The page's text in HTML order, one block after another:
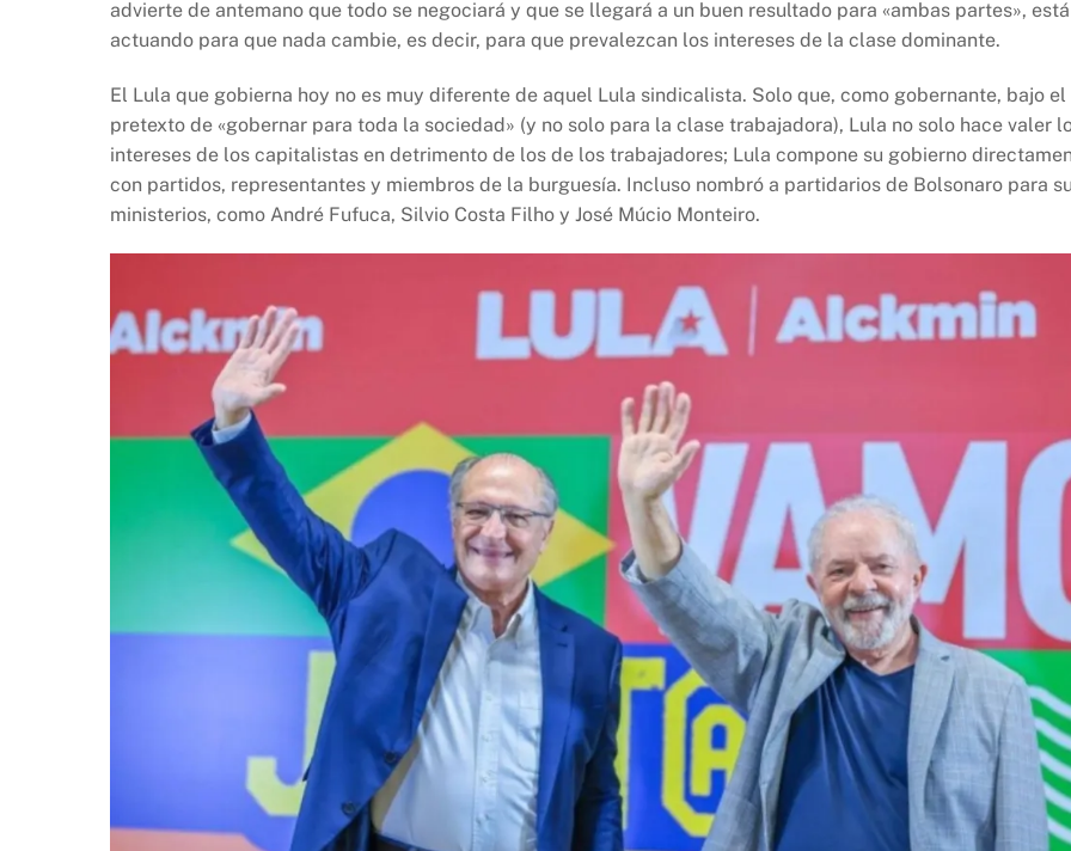
advierte de antemano que todo se negociará y que se llegará a un buen resultado para «ambas partes», está
actuando para que nada cambie, es decir, para que prevalezcan los intereses de la clase dominante.
El Lula que gobierna hoy no es muy diferente de aquel Lula sindicalista. Solo que, como gobernante, bajo el
pretexto de «gobernar para toda la sociedad» (y no solo para la clase trabajadora), Lula no solo hace valer
intereses de los capitalistas en detrimento de los de los trabajadores; Lula compone su gobierno
con partidos, representantes y miembros de la burguesía. Incluso nombró a partidarios de Bolsonaro para
ministerios, como André Fufuca, Silvio Costa Filho y José Múcio Monteiro.